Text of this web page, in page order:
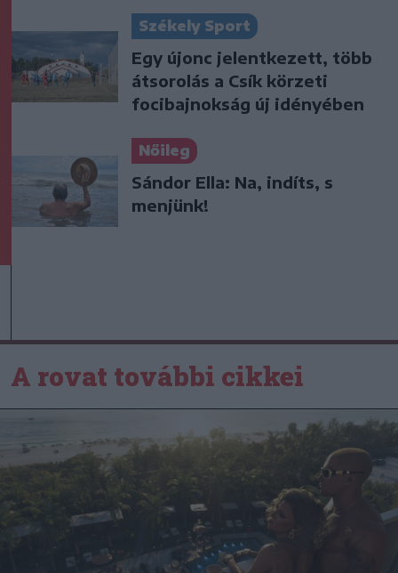
Székely Sport
Egy újonc jelentkezett, több
átsorolás a Csík körzeti
focibajnokság új idényében
Nőileg
Sándor Ella: Na, indíts, s
menjünk!
A rovat további cikkei